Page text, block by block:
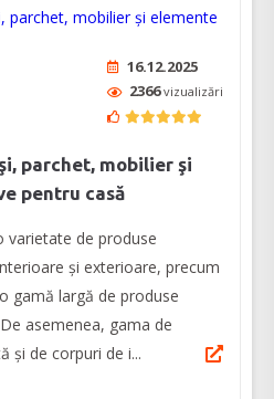
16.12.2025
2366vizualizări
parchet, mobilier şi
pentru casă
varietate de produse
şi exterioare, precum
gamă largă de produse
asemenea, gama de
şi de corpuri de i...